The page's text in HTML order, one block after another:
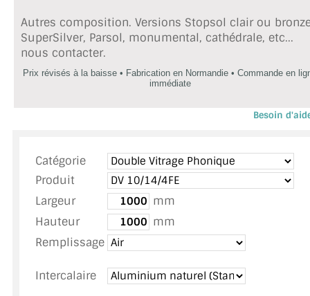
MIROIR POUR PORTE
MIROIR DE SALLE DE BAIN
MIROIR PAROI DE DOUCHE
MIROIR ENCADRÉ
MIROIR TV
VERRE SUR MESURE
Autres composition. Versions Stopsol clair ou
SuperSilver, Parsol, monumental, cathédrale, etc...
nous contacter.
Prix révisés à la baisse • Fabrication en Normandie • Commande en
immédiate
Besoin
Catégorie
Produit
Largeur
mm
Hauteur
mm
Remplissage
Intercalaire